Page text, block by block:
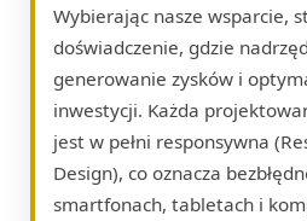
Wybierając nasze wsparcie,
doświadczenie, gdzie
generowanie zysków i
inwestycji. Każda
jest w pełni responsywna
Design), co oznacza
smartfonach, tabletach i